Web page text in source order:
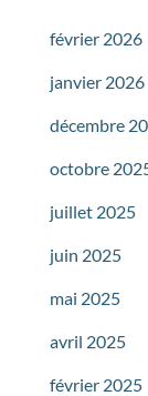
février 2026
janvier 2026
décembre
octobre
juillet 2025
juin 2025
mai 2025
avril 2025
février 2025